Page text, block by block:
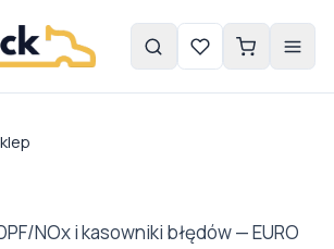
NOx i kasowniki błędów — EURO